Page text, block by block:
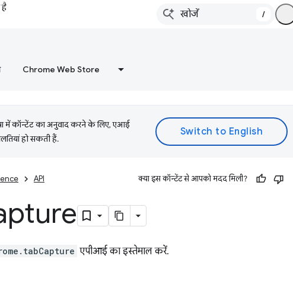
है
/
Chrome Web Store
में कॉन्टेंट का अनुवाद करने के लिए, एआई
हो सकती हैं.
API क्या इस कॉन्टेंट से आपको मदद मिली?
एपीआई का इस्तेमाल करें.